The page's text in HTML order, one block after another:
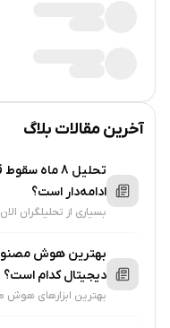
آخرین مقالات بلاگ
تحلیل 8 ماه
ادامه‌دار است؟
بسیاری از تحلیلگران
هزار دلار ....
بهترین هوش
دیجیتال کدام است؟
بهترین ابزارهای هوش